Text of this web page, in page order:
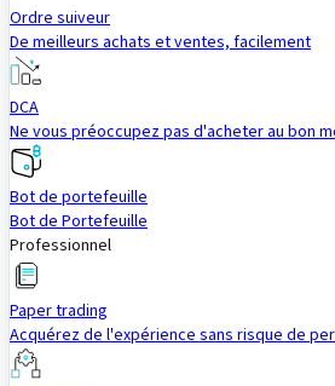
Ordre suiveur
De meilleurs achats et ventes, facilement
DCA
Ne vous préoccupez pas d'acheter au bon
Bot de portefeuille
Bot de Portefeuille
Professionnel
Paper trading
Acquérez de l'expérience sans risque de